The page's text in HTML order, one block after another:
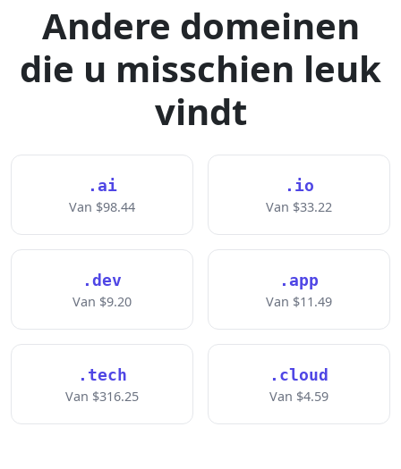
Andere domeinen
die u misschien leuk
vindt
.ai
Van $98.44
.io
Van $33.22
.dev
Van $9.20
.app
Van $11.49
.tech
Van $316.25
.cloud
Van $4.59